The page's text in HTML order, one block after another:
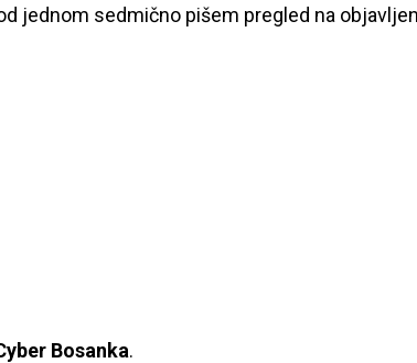
jednom sedmično pišem pregled na
Bosanka.